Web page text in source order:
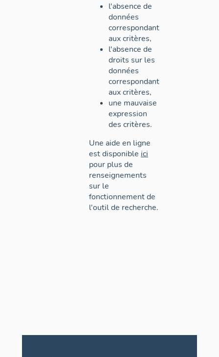
l'absence de
données
correspondant
aux critères,
l'absence de
droits sur les
données
correspondant
aux critères,
une mauvaise
expression
des critères.
Une aide en ligne
est disponible ici
pour plus de
renseignements
sur le
fonctionnement de
l'outil de recherche.